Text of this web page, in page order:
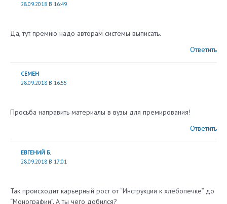
28.09.2018 В 16:49
Да, тут премию надо авторам системы выписать.
Ответить
СЕМЕН
28.09.2018 В 16:55
Просьба направить материалы в вузы для премирования!
Ответить
ЕВГЕНИЙ Б.
28.09.2018 В 17:01
Так происходит карьерный рост от “Инструкции к хлебопечке” до
“Монографии”. А ты чего добился?